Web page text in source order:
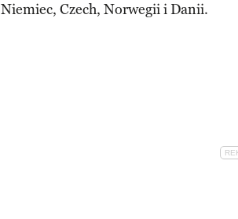
Niemiec, Czech, Norwegii i Danii.